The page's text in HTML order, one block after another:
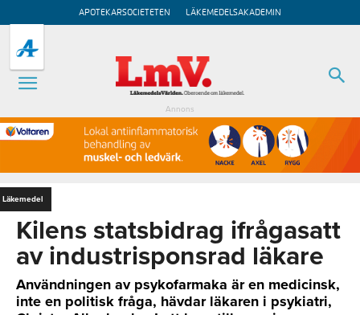
APOTEKARSOCIETETEN LÄKEMEDELSAKADEMIN
Annons
Läkemedel
Kilens statsbidrag ifrågasatt
av industrisponsrad läkare
Användningen av psykofarmaka är en medicinsk,
inte en politisk fråga, hävdar läkaren i psykiatri,